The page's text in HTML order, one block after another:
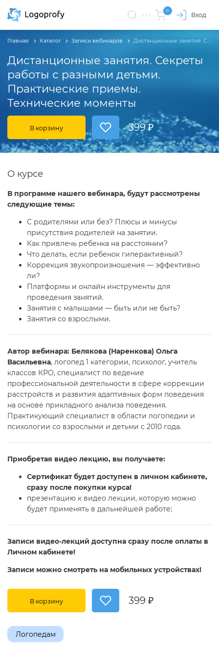
0
Вход
Дистанционные занятия. Секреты
работы с разными детьми.
Практические приемы.
Технические моменты
Главная Каталог Записи вебинаров Дистанционные занятия. Секреты работы с разными детьми. Практические приемы. Технические моменты
В корзину 399 ₽
О курсе
В программе нашего вебинара, будут рассмотрены
следующие темы:
С родителями или без? Плюсы и минусы
присутствия родителей на занятии.
Как привлечь ребенка на расстоянии?
Что делать, если ребенок гиперактивный?
Коррекция звукопроизношения — эффективно
ли?
Платформы и онлайн инструменты для
проведения занятий.
Занятия с малышами — быть или не быть?
Занятия со взрослыми.
Автор вебинара: Белякова (Наренкова) Ольга
Васильевна, логопед 1 категории, психолог, учитель
классов КРО, специалист по ведение
профессиональной деятельности в сфере коррекции
расстройств и развития адаптивных форм поведения
на основе прикладного анализа поведения.
Практикующий специалист в области логопедии и
психологии со взрослыми и детьми с 2010 года.
Приобретая видео лекцию, вы получаете:
Сертификат будет доступен в личном кабинете,
сразу после покупки курса!
презентацию к видео лекции, которую можно
будет применять в дальнейшей работе;
Записи видео-лекций доступна сразу после оплаты в
Личном кабинете!
Записи можно смотреть на мобильных устройствах!
В корзину 399 ₽
Логопедам